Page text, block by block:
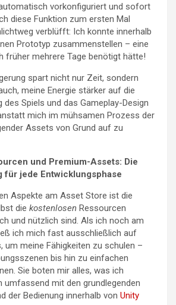
vorkonfiguriert und sofort
diese Funktion zum ersten Mal
verblüfft: Ich konnte innerhalb
Prototyp zusammenstellen – eine
früher mehrere Tage benötigt hätte!
spart nicht nur Zeit, sondern
meine Energie stärker auf die
des Spiels und das Gameplay-Design
mich im mühsamen Prozess der
Assets von Grund auf zu
und Premium-Assets: Die
für jede Entwicklungsphase
Aspekte am Asset Store ist die
die kostenlosen Ressourcen
und nützlich sind. Als ich noch am
ich mich fast ausschließlich auf
meine Fähigkeiten zu schulen –
bis hin zu einfachen
Sie boten mir alles, was ich
umfassend mit den grundlegenden
der Bedienung innerhalb von Unity